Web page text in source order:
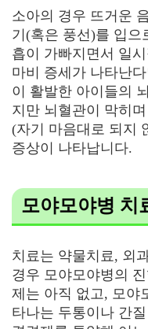
소아의 경우 뜨거운
기(혹은 풍선)를 입으
흡이 가빠지면서 일
마비 증세가 나타난
이 활발한 아이들의
지만 뇌혈관이 막히
(자기 마음대로 되지
증상이 나타납니다.
모야모야병 치
치료는 약물치료, 외
경우 모야모야병의
제는 아직 없고, 모야
타나는 두통이나 간